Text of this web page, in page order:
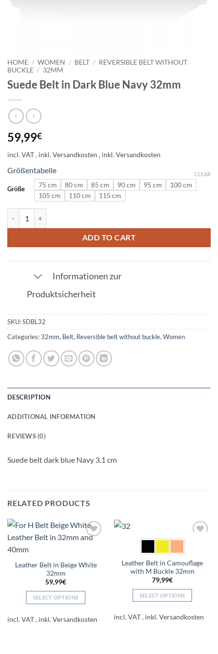
HOME / WOMEN / BELT / REVERSIBLE BELT WITHOUT
BUCKLE / 32MM
Suede Belt in Dark Blue Navy 32mm
59,99€
incl. VAT
Größentabelle
Größe 75 cm 80 cm 85 cm 90 cm 95 cm
100 cm
105 cm
110 cm 115 cm
CLEAR
ADD TO CART
Informationen zur
Produktsicherheit
SKU:SDBL32
Categories:32mm, Belt, Reversible belt without buckle, Women
DESCRIPTION
ADDITIONAL INFORMATION
REVIEWS (0)
Suede belt dark blue Navy 3.1 cm
RELATED PRODUCTS
Leather Belt in Beige White
32mm
59,99€
SELECT OPTIONS
product
incl. VAT
Leather Belt in Camouflage
with M Buckle 32mm
79,99€
SELECT OPTIONS
product
incl. VAT